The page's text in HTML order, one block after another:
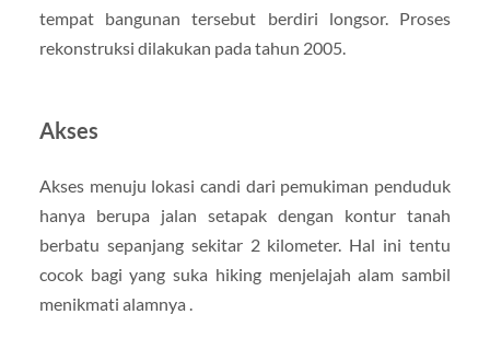
tempat bangunan tersebut berdiri longsor. Proses
rekonstruksi dilakukan pada tahun 2005.
Akses
Akses menuju lokasi candi dari pemukiman penduduk
hanya berupa jalan setapak dengan kontur tanah
berbatu sepanjang sekitar 2 kilometer. Hal ini tentu
cocok bagi yang suka hiking menjelajah alam sambil
menikmati alamnya .